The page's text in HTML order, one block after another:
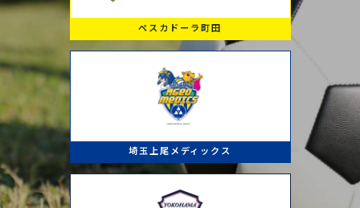
ペスカドーラ町田
埼玉上尾メディックス